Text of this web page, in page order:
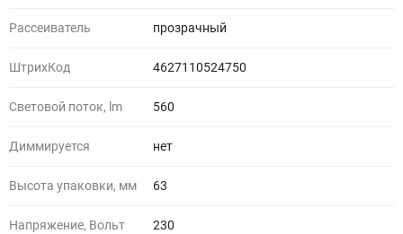
Рассеиватель прозрачный
ШтрихКод 4627110524750
Световой поток, lm 560
Диммируется нет
Высота упаковки, мм 63
Напряжение, Вольт 230